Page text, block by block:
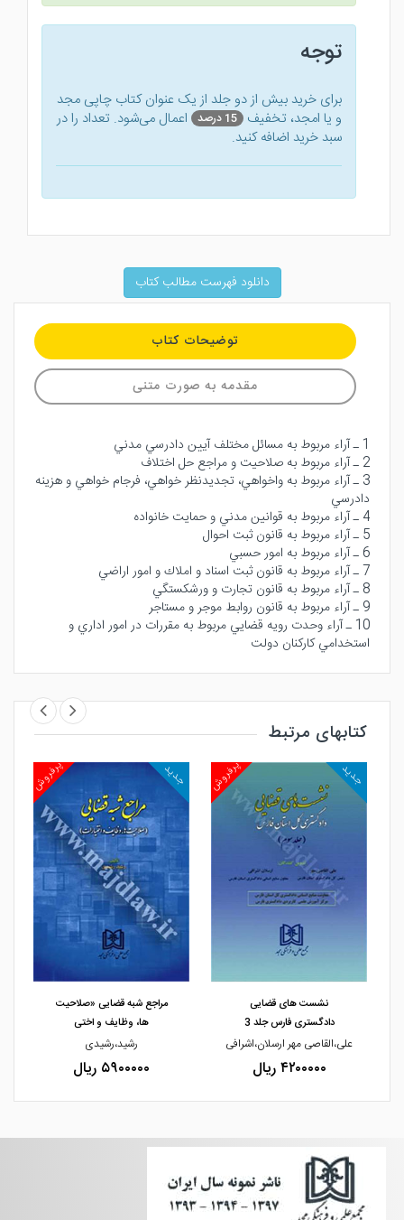
توجه
برای خرید بیش از دو جلد از یک عنوان کتاب‌ چاپی مجد
و یا امجد، تخفیف 15 درصد
اعمال می‌شود. تعداد را در
سبد خرید اضافه کنید.
دانلود فهرست مطالب کتاب
توضیحات کتاب
مقدمه به صورت متنی
1 ـ آراء مربوط به مسائل مختلف آيين دادرسي مدني‌
2 ـ آراء مربوط به صلاحيت و مراجع حل اختلاف‌
3 ـ آراء مربوط به واخواهي‌، تجديدنظر خواهي‌، فرجام خواهي و هزينه
دادرسي‌
4 ـ آراء مربوط به قوانين مدني و حمايت خانواده‌
5 ـ آراء مربوط به قانون ثبت احوال‌
6 ـ آراء مربوط به امور حسبي‌
7 ـ آراء مربوط به قانون ثبت اسناد و املاك و امور اراضي‌
8 ـ آراء مربوط به قانون تجارت و ورشكستگي‌
9 ـ آراء مربوط به قانون روابط موجر و مستاجر
10 ـ آراء وحدت رويه قضايي مربوط به مقررات در امور اداري و
استخدامي كاركنان دولت‌
کتابهای مرتبط
پرفروش جدید
مشاهده و خرید
نشست های قضایی
دادگستری فارس جلد 3
علی،القاصی مهر ارسلان،اشرافی
۴۲۰۰۰۰۰ ریال
پرفروش جدید
مراجع شبه قضایی «صلاحیت
ها، وظایف و اختی
رشید،رشیدی
۵۹۰۰۰۰۰ ریال